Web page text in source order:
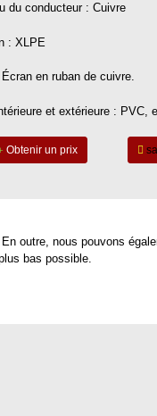
du conducteur : Cuivre
: XLPE
en ruban de cuivre.
et extérieure : PVC,
Obtenir un prix
outre, nous pouvons
bas possible.